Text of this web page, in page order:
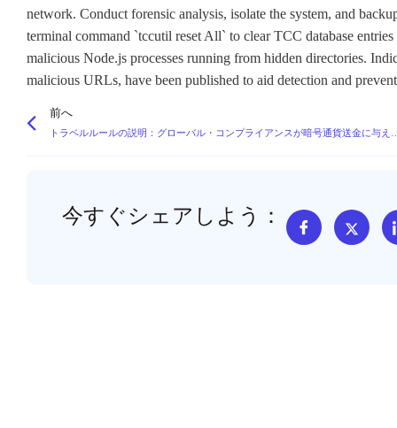
network. Conduct forensic analysis, isolate the system, and
terminal command `tccutil reset All` to clear TCC database
malicious Node.js processes running from hidden directories.
malicious URLs, have been published to aid detection and
前へ
今すぐシェアしよう：